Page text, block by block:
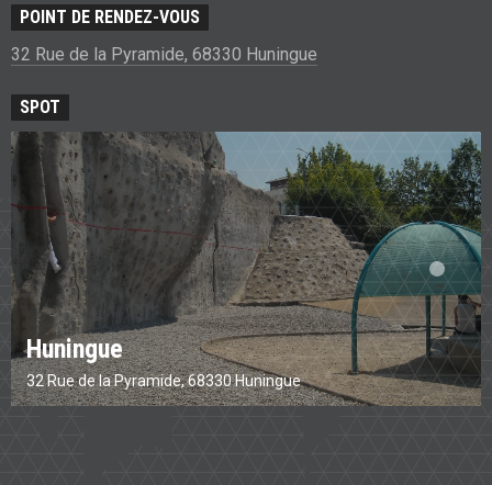
POINT DE RENDEZ-VOUS
32 Rue de la Pyramide, 68330 Huningue
SPOT
Huningue
32 Rue de la Pyramide, 68330 Huningue